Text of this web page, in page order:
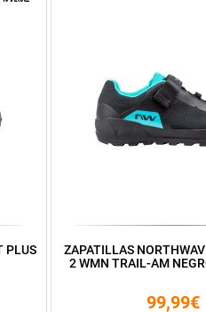
PLUS
ZAPATILLAS
2 WMN TRAIL-AM
99,99€